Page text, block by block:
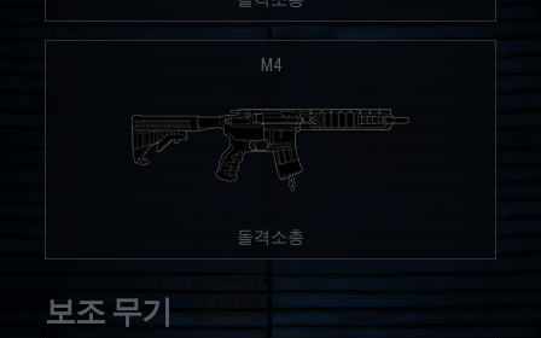
M4
돌격소총
보조 무기